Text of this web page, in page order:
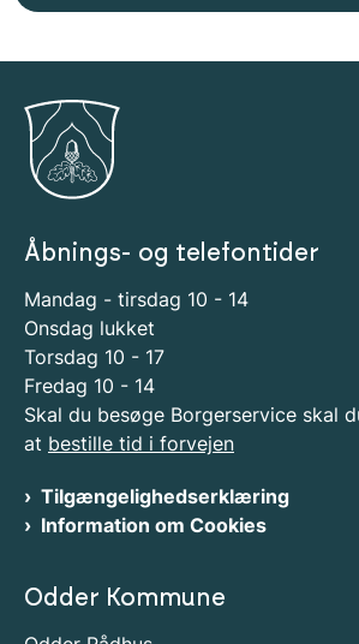
Åbnings- og telefontider
Mandag - tirsdag 10 - 14
Onsdag lukket
Torsdag 10 - 17
Fredag 10 - 14
Skal du besøge Borgerservice skal
at bestille tid i forvejen
Tilgængelighedserklæring
Information om Cookies
Odder Kommune